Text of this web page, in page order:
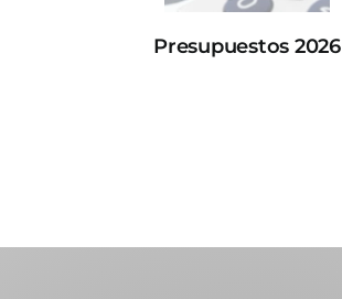
Presupuestos 2026